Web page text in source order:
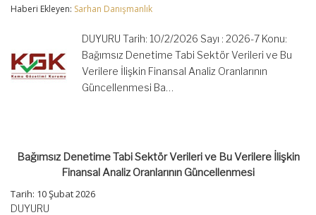
Bu
Finansal
Analiz
Oranlarının
Güncellenmesi
Haberi Ekleyen: Sarhan Danışmanlık
DUYURU Tarih: 10/2/2026 Sayı : 2026-7 Konu:
Bağımsız Denetime Tabi Sektör Verileri ve Bu
Verilere İlişkin Finansal Analiz Oranlarının
Güncellenmesi Ba…
Bağımsız Denetime Tabi Sektör Verileri ve Bu Verilere İlişkin
Finansal Analiz Oranlarının Güncellenmesi
Tarih: 10 Şubat 2026
DUYURU